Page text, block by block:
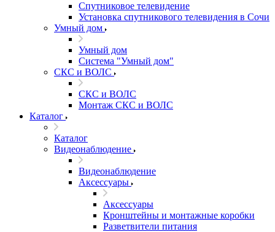
Спутниковое телевидение
Установка спутникового телевидения в Сочи
Умный дом
Умный дом
Система "Умный дом"
СКС и ВОЛС
СКС и ВОЛС
Монтаж СКС и ВОЛС
Каталог
Каталог
Видеонаблюдение
Видеонаблюдение
Аксессуары
Аксессуары
Кронштейны и монтажные коробки
Разветвители питания